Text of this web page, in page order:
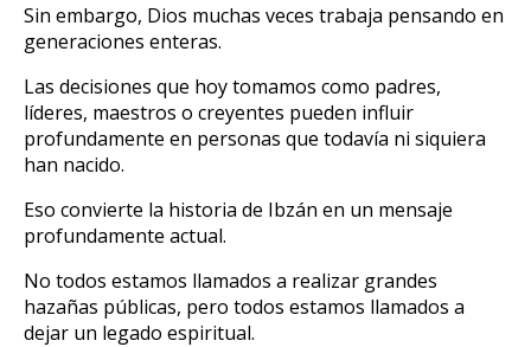
Sin embargo, Dios muchas veces trabaja pensando en
generaciones enteras.
Las decisiones que hoy tomamos como padres,
líderes, maestros o creyentes pueden influir
profundamente en personas que todavía ni siquiera
han nacido.
Eso convierte la historia de Ibzán en un mensaje
profundamente actual.
No todos estamos llamados a realizar grandes
hazañas públicas, pero todos estamos llamados a
dejar un legado espiritual.